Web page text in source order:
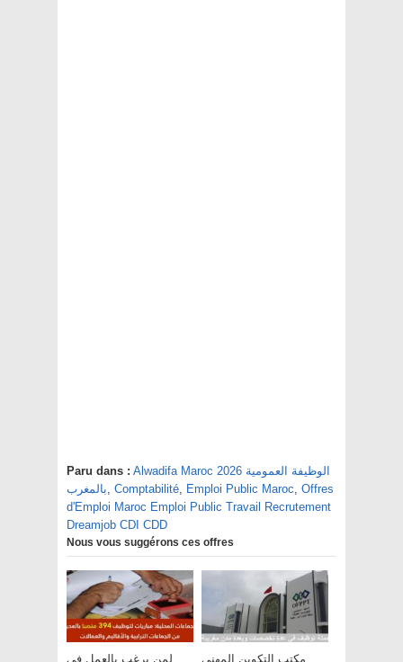
Paru dans : Alwadifa Maroc 2026 الوظيفة العمومية
بالمغرب, Comptabilité, Emploi Public Maroc, Offres
d'Emploi Maroc Emploi Public Travail Recrutement
Dreamjob CDI CDD
Nous vous suggérons ces offres
لمن يرغب بالعمل في
مكتب التكوين المهني